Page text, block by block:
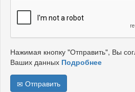
Нажимая кнопку "Отправить", Вы
Ваших данных Подробнее
Отправить